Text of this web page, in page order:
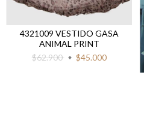
4321009 VESTIDO GASA
ANIMAL PRINT
$62.900
$45.000